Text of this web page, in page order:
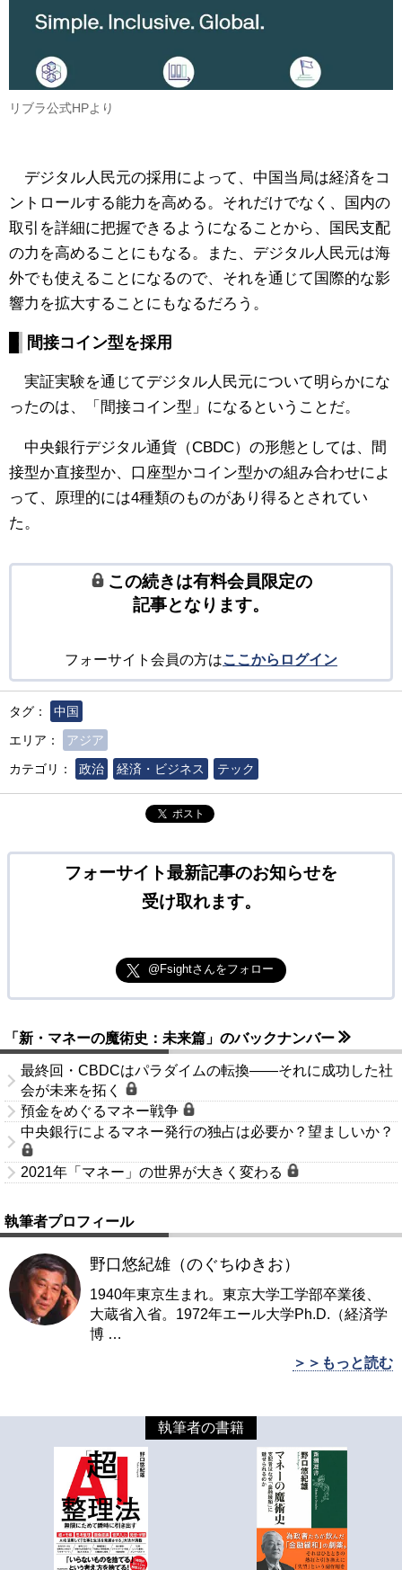
リブラ公式HPより
デジタル人民元の採用によって、中国当局は経済をコ
ントロールする能力を高める。それだけでなく、国内の
取引を詳細に把握できるようになることから、国民支配
の力を高めることにもなる。また、デジタル人民元は海
外でも使えることになるので、それを通じて国際的な影
響力を拡大することにもなるだろう。
間接コイン型を採用
実証実験を通じてデジタル人民元について明らかにな
ったのは、「間接コイン型」になるということだ。
中央銀行デジタル通貨（CBDC）の形態としては、間
接型か直接型か、口座型かコイン型かの組み合わせによ
って、原理的には4種類のものがあり得るとされてい
た。
この続きは有料会員限定の
記事となります。
フォーサイト会員の方はここからログイン
タグ：
中国
エリア：
アジア
カテゴリ：
政治 経済・ビジネス テック
ポスト
フォーサイト最新記事のお知らせを
受け取れます。
@Fsightさんをフォロー
「新・マネーの魔術史：未来篇」のバックナンバー
最終回・CBDCはパラダイムの転換――それに成功した社
会が未来を拓く
預金をめぐるマネー戦争
中央銀行によるマネー発行の独占は必要か？望ましいか？
2021年「マネー」の世界が大きく変わる
執筆者プロフィール
野口悠紀雄（のぐちゆきお）
1940年東京生まれ。東京大学工学部卒業後、
大蔵省入省。1972年エール大学Ph.D.（経済学
博 …
＞＞もっと読む
執筆者の書籍